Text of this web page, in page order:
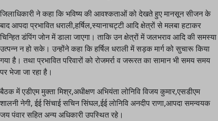
जिलाधिकारी ने कहा कि भविष्य की आवश्कताओं को देखते हुए मानसून सीजन के
बाद आपदा प्रभावित धराली,हर्षिल,स्यानाचट्टी आदि क्षेत्रों से मलबा हटाकर
चिन्हित डंपिंग जोन में डाला जाएगा। ताकि उन क्षेत्रों में जलभराव आदि की समस्या
उत्पन्न न हो सके। उन्होंने कहा कि हर्षिल धराली में सड़क मार्ग को सुचारू किया
गया है। तथा प्रभावित परिवारों को रोजमर्रा व जरूरत का सामान भी समय समय
पर भेजा जा रहा है।
बैठक में एडीएम मुक्ता मिश्र,अधीक्षण अभियंता लोनिवि विजय कुमार,एसडीएम
शालनी नेगी, ईई सिंचाई सचिन सिंघल,ईई लोनिवि अनदीप राणा,आपदा समन्वयक
जय पंवार सहित अन्य अधिकारी उपस्थित रहे।